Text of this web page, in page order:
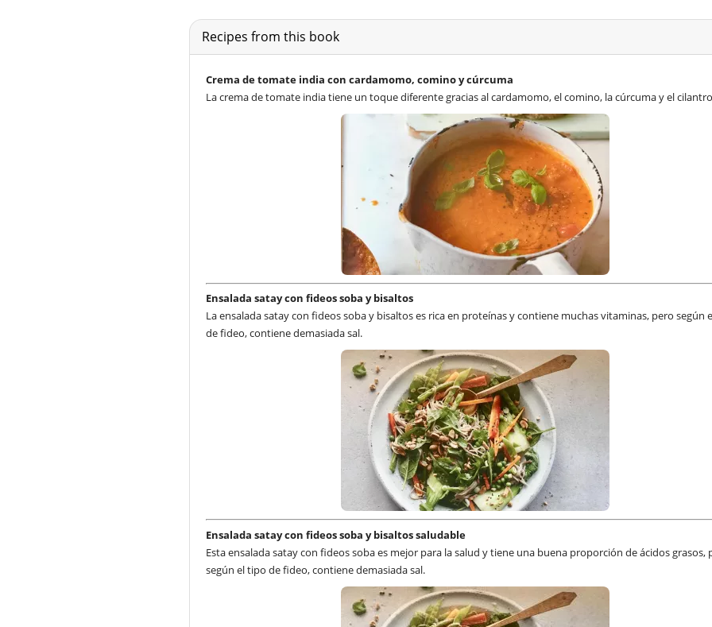
Recipes from this book
Crema de tomate india con cardamomo, comino y cúrcuma
La crema de tomate india tiene un toque diferente gracias al cardamomo, el comino, la cúrcuma y el
Ensalada satay con fideos soba y bisaltos
La ensalada satay con fideos soba y bisaltos es rica en proteínas y contiene muchas vitaminas, pero según
de fideo, contiene demasiada sal.
Ensalada satay con fideos soba y bisaltos saludable
Esta ensalada satay con fideos soba es mejor para la salud y tiene una buena proporción de ácidos grasos,
según el tipo de fideo, contiene demasiada sal.